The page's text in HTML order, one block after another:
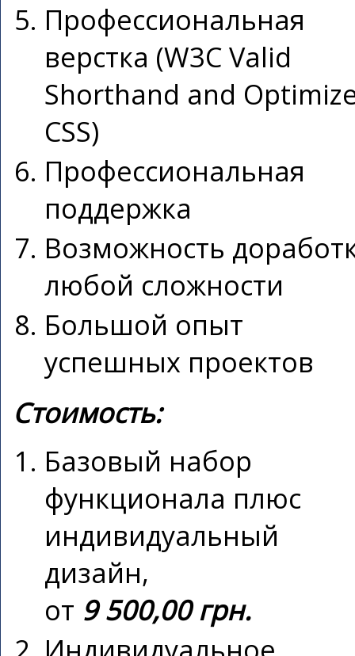
Профессиональная
верстка (W3C Valid
Shorthand and
CSS)
Профессиональная
поддержка
Возможность
любой сложности
Большой опыт
успешных проектов
Стоимость:
Базовый набор
функционала плюс
индивидуальный
дизайн,
от 9 500,00 грн.